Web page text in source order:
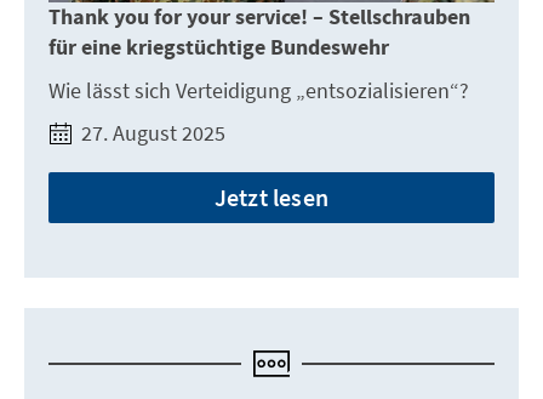
Thank you for your service! – Stellschrauben
für eine kriegstüchtige Bundeswehr
Wie lässt sich Verteidigung „entsozialisieren“?
27. August 2025
Jetzt lesen